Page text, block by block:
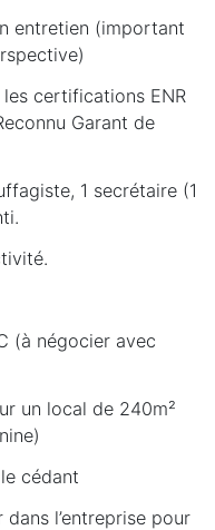
entretien (important
les certifications ENR
Garant de
1 secrétaire (1
(à négocier avec
un local de 240m²
cédant
l’entreprise pour